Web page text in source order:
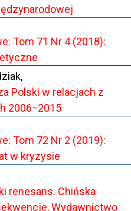
Tom 71 Nr 4 (2018):
Polski w relacjach z
2006−2015
Tom 72 Nr 2 (2019):
w kryzysie
renesans. Chińska
Wydawnictwo